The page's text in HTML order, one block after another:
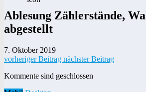
Ablesung Zählerstände,
abgestellt
7. Oktober 2019
vorheriger Beitrag nächster Beitrag
Kommente sind geschlossen